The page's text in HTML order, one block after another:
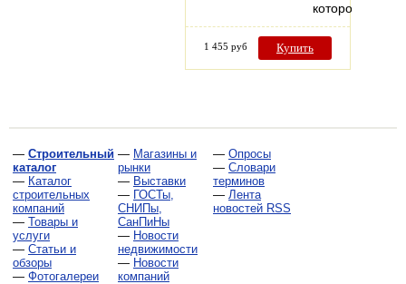
которого…
1 455 руб Купить
— Строительный
каталог
— Каталог
строительных
компаний
— Товары и
услуги
— Статьи и
обзоры
— Фотогалереи
— Магазины и
рынки
— Выставки
— ГОСТы,
СНИПы,
СанПиНы
— Новости
недвижимости
— Новости
компаний
— Опросы
— Словари
терминов
— Лента
новостей RSS